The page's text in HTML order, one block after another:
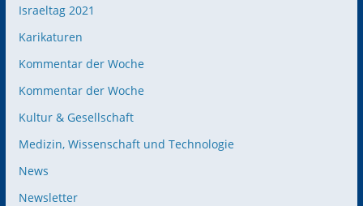
Israeltag 2021
Karikaturen
Kommentar der Woche
Kommentar der Woche
Kultur & Gesellschaft
Medizin, Wissenschaft und Technologie
News
Newsletter